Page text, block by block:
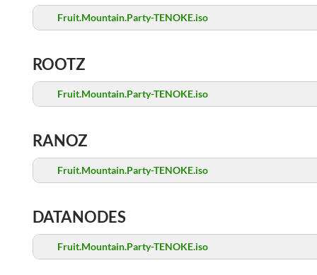
Fruit.Mountain.Party-TENOKE.iso
ROOTZ
Fruit.Mountain.Party-TENOKE.iso
RANOZ
Fruit.Mountain.Party-TENOKE.iso
DATANODES
Fruit.Mountain.Party-TENOKE.iso